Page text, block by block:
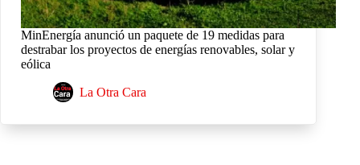
MinEnergía anunció un paquete de 19 medidas para
destrabar los proyectos de energías renovables, solar y
eólica
La Otra Cara